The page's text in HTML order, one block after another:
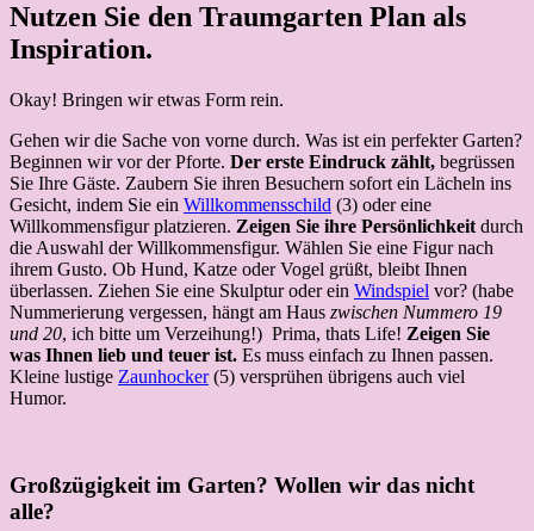
Nutzen Sie den Traumgarten Plan als
Inspiration.
Okay! Bringen wir etwas Form rein.
Gehen wir die Sache von vorne durch. Was ist ein perfekter Garten?
Beginnen wir vor der Pforte. Der erste Eindruck zählt, begrüssen
Sie Ihre Gäste. Zaubern Sie ihren Besuchern sofort ein Lächeln ins
Gesicht, indem Sie ein Willkommensschild (3) oder eine
Willkommensfigur platzieren. Zeigen Sie ihre Persönlichkeit durch
die Auswahl der Willkommensfigur. Wählen Sie eine Figur nach
ihrem Gusto. Ob Hund, Katze oder Vogel grüßt, bleibt Ihnen
überlassen. Ziehen Sie eine Skulptur oder ein Windspiel vor? (habe
Nummerierung vergessen, hängt am Haus zwischen Nummero 19
und 20, ich bitte um Verzeihung!) Prima, thats Life! Zeigen Sie
was Ihnen lieb und teuer ist. Es muss einfach zu Ihnen passen.
Kleine lustige Zaunhocker(5) versprühen übrigens auch viel
Humor.
Großzügigkeit im Garten? Wollen wir das nicht
alle?